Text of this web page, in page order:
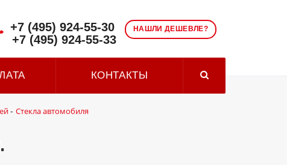
НАШЛИ ДЕШЕВЛЕ?
+7 (495) 924-55-30
+7 (495) 924-55-33
КОНТАКТЫ
- Стекла автомобиля